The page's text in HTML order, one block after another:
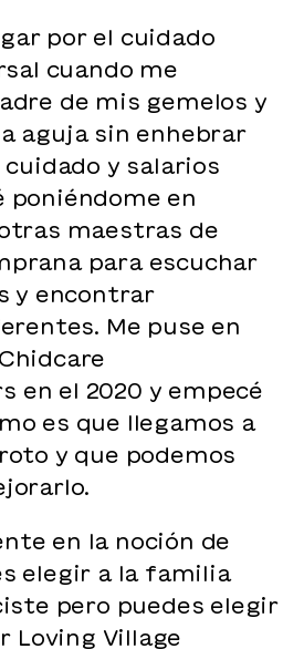
por el cuidado
cuando me
de mis gemelos y
aguja sin enhebrar
y salarios
poniéndome en
maestras de
para escuchar
y encontrar
Me puse en
en el 2020 y empecé
es que llegamos a
y que podemos
en la noción de
elegir a la familia
pero puedes elegir
Loving Village